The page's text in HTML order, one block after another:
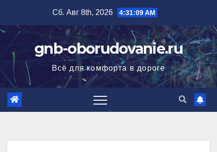
содержимому
Сб. Авг 8th, 2026 4:31:10 AM
gnb-oborudovanie.ru
Всё для комфорта в дороге